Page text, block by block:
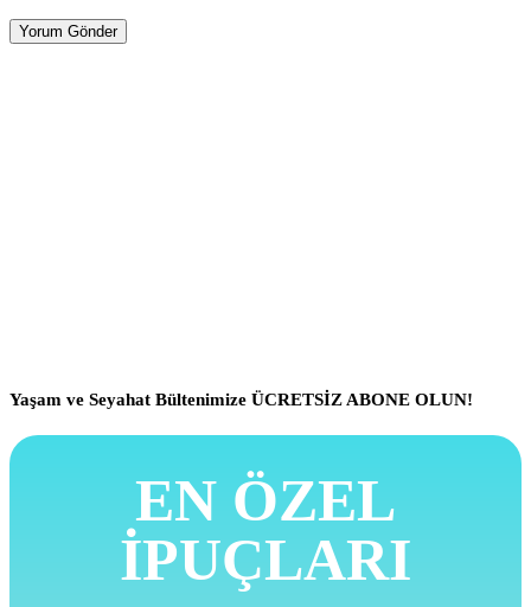
Yaşam ve Seyahat Bültenimize ÜCRETSİZ ABONE OLUN!
EN ÖZEL
İPUÇLARI